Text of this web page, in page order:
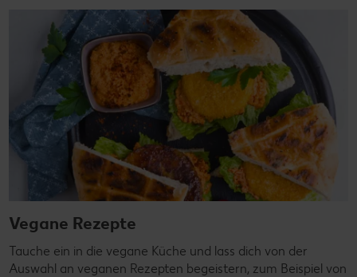
Vegane Rezepte
Tauche ein in die vegane Küche und lass dich von der
Auswahl an veganen Rezepten begeistern, zum Beispiel von